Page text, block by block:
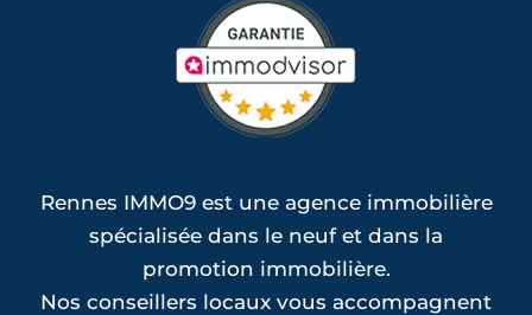
Rennes IMMO9 est une agence immobilière
spécialisée dans le neuf et dans la
promotion immobilière.
Nos conseillers locaux vous accompagnent